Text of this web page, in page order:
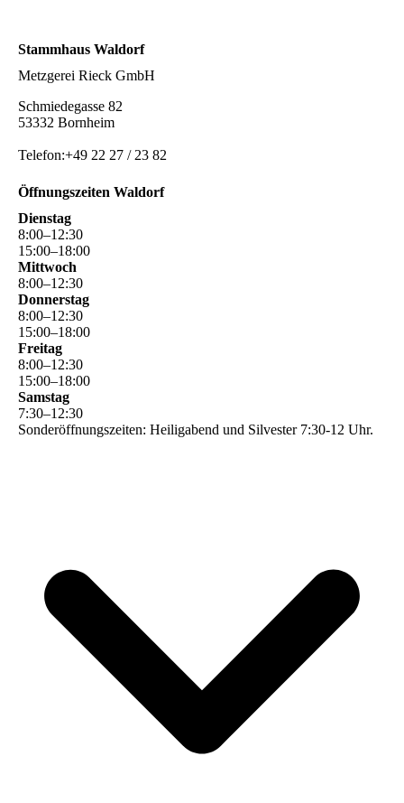
Stammhaus Waldorf
Metzgerei Rieck GmbH
Schmiedegasse 82
53332 Bornheim
Telefon:+49 22 27 / 23 82
Öffnungszeiten Waldorf
Dienstag
8:00–12:30
15:00–18:00
Mittwoch
8:00–12:30
Donnerstag
8:00–12:30
15:00–18:00
Freitag
8:00–12:30
15:00–18:00
Samstag
7:30–12:30
Sonderöffnungszeiten: Heiligabend und Silvester 7:30-12 Uhr.